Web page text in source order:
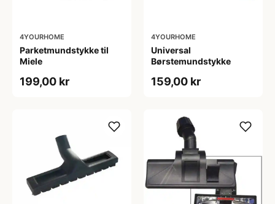
4YOURHOME
Parketmundstykke til
Miele
199,00 kr
4YOURHOME
Universal
Børstemundstykke
159,00 kr